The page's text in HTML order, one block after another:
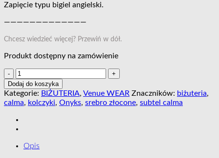
Zapięcie typu bigiel angielski.
—————————————
Chcesz wiedzieć więcej? Przewiń w dół.
Produkt dostępny na zamówienie
ilość
Kolczyki
SUBTEL
CALMA
Dodaj do koszyka
Kategorie: BIŻUTERIA, Venue WEAR Znaczników: biżuteria,
calma, kolczyki, Onyks, srebro złocone, subtel calma
Opis